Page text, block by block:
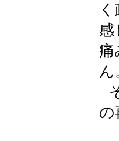
感
痛
ん
の